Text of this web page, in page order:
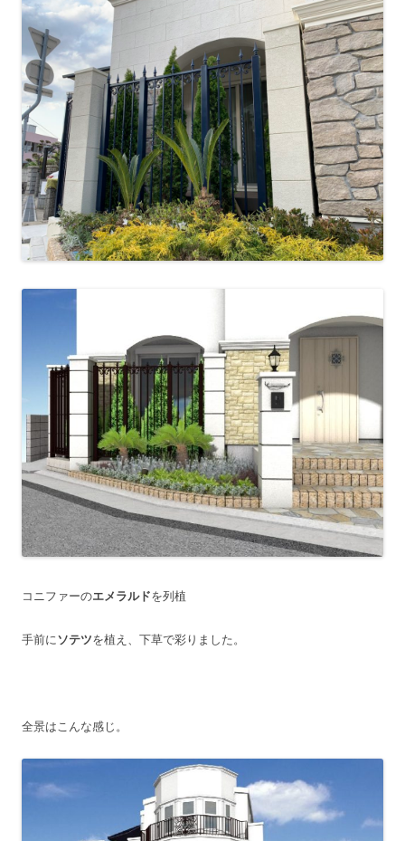
コニファーのエメラルドを列植
手前にソテツを植え、下草で彩りました。
全景はこんな感じ。